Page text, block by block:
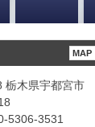
MAP
栃木県宇都宮市
5306-3531